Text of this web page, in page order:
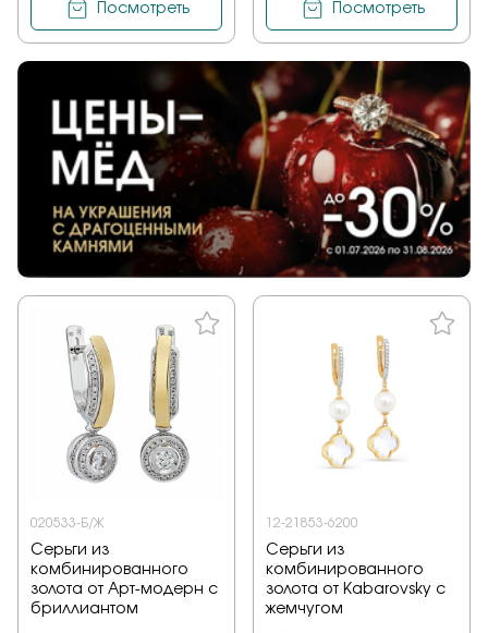
Посмотреть Посмотреть
020533-Б/Ж
Серьги из
комбинированного
золота от Арт-модерн с
бриллиантом
12-21853-6200
Серьги из
комбинированного
золота от Kabarovsky с
жемчугом